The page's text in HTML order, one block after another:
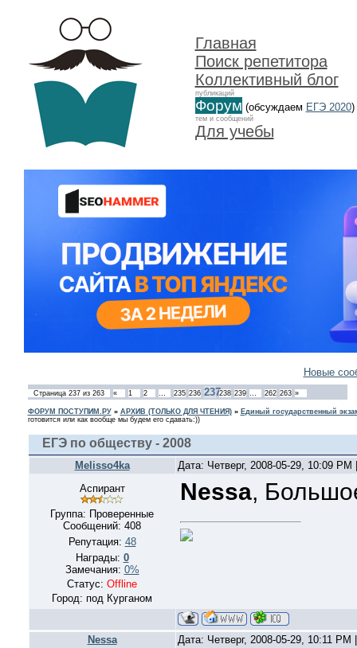
Главная
Поиск репетитора
Коллективный блог
публикаций
Форум (обсуждаем ЕГЭ 2020)
тем и сообщений
Для учебы
Новые
Страница 237из 263 « 1 2 … 235 236 237238 239 … 262 263 »
ФОРУМ ПОСТУПИМ.РУ» АРХИВ (ТОЛЬКО ДЛЯ ЧТЕНИЯ)» Единый государственный
готовится или как вообще мы будем его сдавать:))
ЕГЭ по обществу - 2008
Melisso4ka
Дата: Четверг, 2008-05-29, 10:09
Аспирант
Группа: Проверенные
Сообщений: 408
Репутация: 48
Награды: 0
Замечания: 0%
Статус: Offline
Город: под Курганом
Nessa,
Nessa Дата: Четверг, 2008-05-29, 10:11